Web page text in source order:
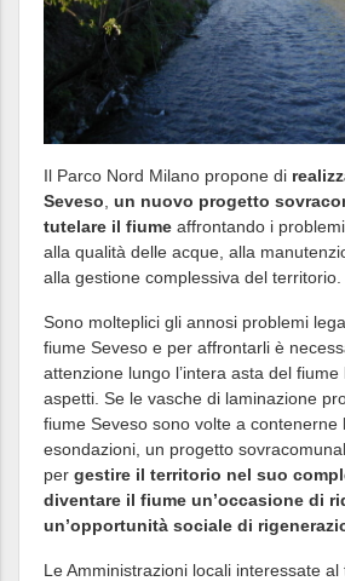
Il Parco Nord Milano propone di
Seveso un nuovo progetto
tutelare il fiume affrontando i
alla qualità delle acque, alla
alla gestione complessiva del territorio.
Sono molteplici gli annosi problemi
fiume Seveso e per affrontarli è
attenzione lungo l’intera asta del
aspetti. Se le vasche di laminazione
fiume Seveso sono volte a contenerne
esondazioni, un progetto
per gestire il territorio nel suo
diventare il fiume un’occasione di
un’opportunità sociale di
Le Amministrazioni locali interessate